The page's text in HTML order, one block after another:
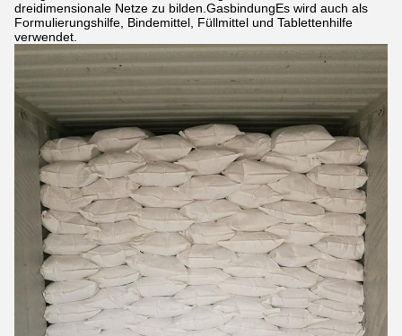
dreidimensionale Netze zu bilden.GasbindungEs wird auch als
Formulierungshilfe, Bindemittel, Füllmittel und Tablettenhilfe
verwendet.